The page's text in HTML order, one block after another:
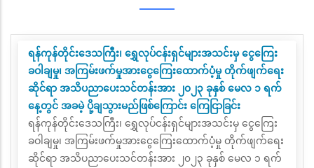
ရန်ကုန်တိုင်းဒေသကြီး၊ ရွှေလုပ်ငန်းရှင်များအသင်းမှ ငွေကြေး
ခဝါချမှု၊ အကြမ်းဖက်မှုအားငွေကြေးထောက်ပံ့မှု တိုက်ဖျက်ရေး
ဆိုင်ရာ အသိပညာပေးသင်တန်းအား ၂၀၂၃ ခုနှစ် မေလ ၁ ရက်
နေ့တွင် အခမဲ့ ပို့ချသွားမည်ဖြစ်ကြောင်း ကြေငြာခြင်း
ရန်ကုန်တိုင်းဒေသကြီး၊ ရွှေလုပ်ငန်းရှင်များအသင်းမှ ငွေကြေး
ခဝါချမှု၊ အကြမ်းဖက်မှုအားငွေကြေးထောက်ပံ့မှု တိုက်ဖျက်ရေး
ဆိုင်ရာ အသိပညာပေးသင်တန်းအား ၂၀၂၃ ခုနှစ် မေလ ၁ ရက်